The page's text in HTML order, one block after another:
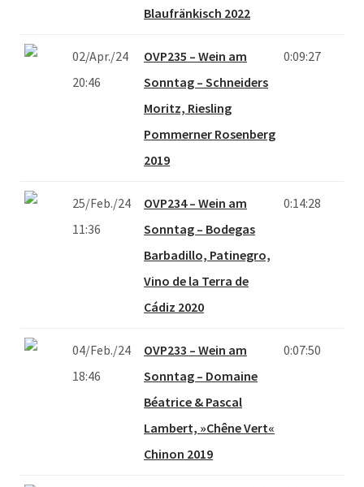
Blaufränkisch 2022
02/Apr./24
20:46
OVP235 – Wein am
Sonntag – Schneiders
Moritz, Riesling
Pommerner Rosenberg
2019
0:09:27
25/Feb./24
11:36
OVP234 – Wein am
Sonntag – Bodegas
Barbadillo, Patinegro,
Vino de la Terra de
Cádiz 2020
0:14:28
04/Feb./24
18:46
OVP233 – Wein am
Sonntag – Domaine
Béatrice & Pascal
Lambert, »Chêne Vert«
Chinon 2019
0:07:50